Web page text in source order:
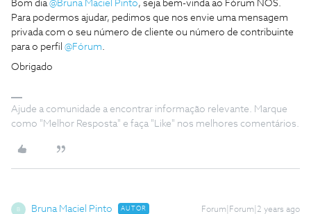
Bom dia@Bruna Maciel Pinto, seja bem-vinda ao Fórum NOS.
Para podermos ajudar, pedimos que nos envie uma mensagem
privada com o seu número de cliente ou número de contribuinte
para o perfil @Fórum.
Obrigado
Ajude a comunidade a encontrar informação relevante. Marque
como "Melhor Resposta" e faça "Like" nos melhores comentários.
B Bruna Maciel Pinto AUTOR Forum|Forum|2 years ago